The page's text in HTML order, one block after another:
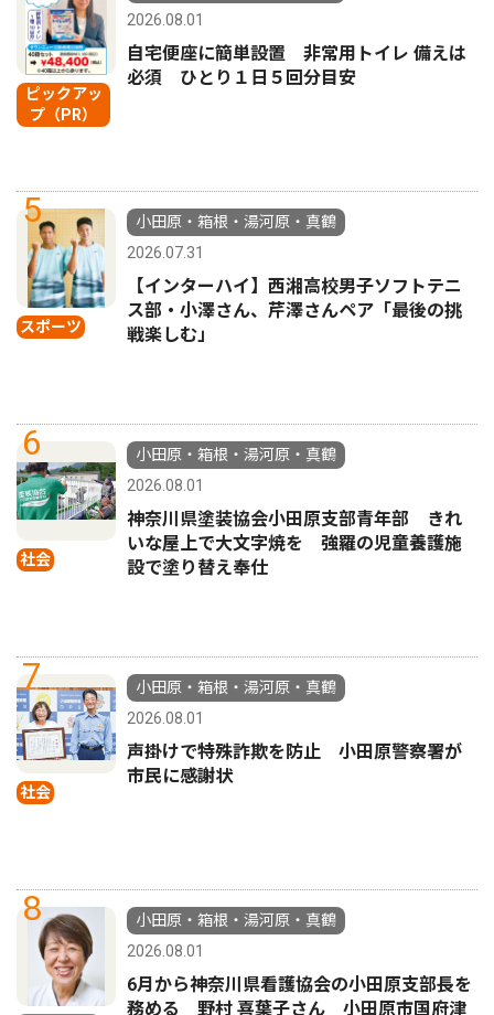
ピックアッ
プ（PR）
2026.08.01
自宅便座に簡単設置 非常用トイレ 備えは
必須 ひとり１日５回分目安
5
スポーツ
小田原・箱根・湯河原・真鶴
2026.07.31
【インターハイ】西湘高校男子ソフトテニ
ス部・小澤さん、芹澤さんペア「最後の挑
戦楽しむ」
6
社会
小田原・箱根・湯河原・真鶴
2026.08.01
神奈川県塗装協会小田原支部青年部 きれ
いな屋上で大文字焼を 強羅の児童養護施
設で塗り替え奉仕
7
社会
小田原・箱根・湯河原・真鶴
2026.08.01
声掛けで特殊詐欺を防止 小田原警察署が
市民に感謝状
8
小田原・箱根・湯河原・真鶴
2026.08.01
6月から神奈川県看護協会の小田原支部長を
務める 野村 喜葉子さん 小田原市国府津